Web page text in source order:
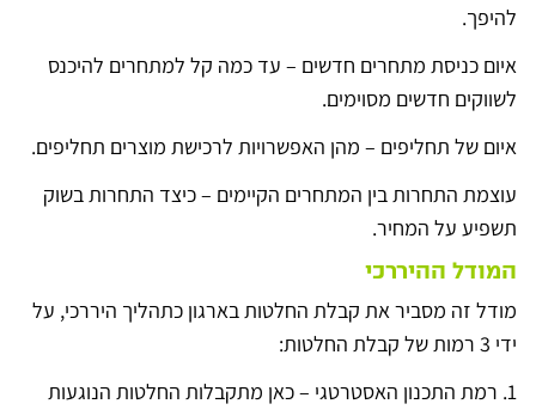
להיפך.
איום כניסת מתחרים חדשים – עד כמה קל למתחרים להיכנס
לשווקים חדשים מסוימים.
איום של תחליפים – מהן האפשרויות לרכישת מוצרים תחליפים.
עוצמת התחרות בין המתחרים הקיימים – כיצד התחרות בשוק
תשפיע על המחיר.
המודל ההיררכי
מודל זה מסביר את קבלת החלטות בארגון כתהליך היררכי, על
ידי 3 רמות של קבלת החלטות:
1. רמת התכנון האסטרטגי – כאן מתקבלות החלטות הנוגעות